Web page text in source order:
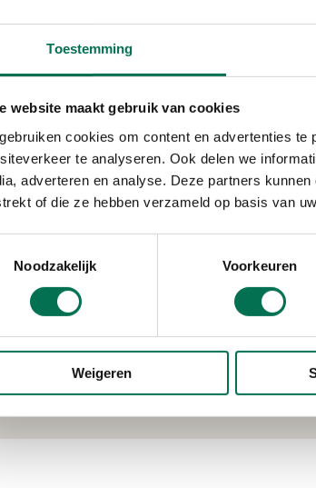
Toestemming
website maakt gebruik van cookies
cookies om content en advertenties
te analyseren. Ook delen we
adverteren en analyse. Deze partners
of die ze hebben verzameld op basis van
Noodzakelijk
Voorkeuren
Weigeren
d.d. 9 maart 2009
uit Hoeksche Waard
B.V.